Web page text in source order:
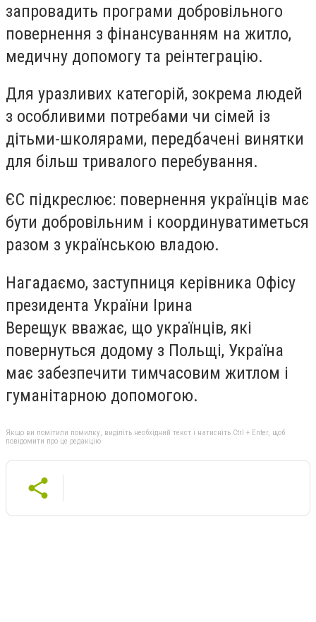
запровадить програми добровільного
повернення з фінансуванням на житло,
медичну допомогу та реінтеграцію.
Для уразливих категорій, зокрема людей
з особливими потребами чи сімей із
дітьми-школярами, передбачені винятки
для більш тривалого перебування.
ЄС підкреслює: повернення українців має
бути добровільним і координуватиметься
разом з українською владою.
Нагадаємо, заступниця керівника Офісу
президента України Ірина
Верещук вважає, що українців, які
повернуться додому з Польщі, Україна
має забезпечити тимчасовим житлом і
гуманітарною допомогою.
Якщо ви помітили помилку, виділіть необхідний текст і натисніть Ctrl + Enter, щоб
повідомити про це редакцію